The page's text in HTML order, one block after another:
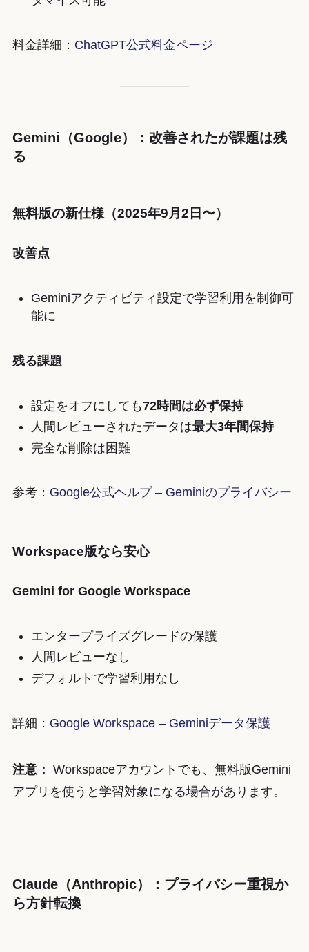
料金詳細： ChatGPT公式料金ページ
Gemini（Google）：改善されたが課題は残
る
無料版の新仕様（2025年9月2日〜）
改善点
Geminiアクティビティ設定で学習利用を制御可
能に
残る課題
設定をオフにしても72時間は必ず保持
人間レビューされたデータは最大3年間保持
完全な削除は困難
参考： Google公式ヘルプ – Geminiのプライバシー
Workspace版なら安心
Gemini for Google Workspace
エンタープライズグレードの保護
人間レビューなし
デフォルトで学習利用なし
詳細： Google Workspace – Geminiデータ保護
注意： Workspaceアカウントでも、無料版Gemini
アプリを使うと学習対象になる場合があります。
Claude（Anthropic）：プライバシー重視か
ら方針転換